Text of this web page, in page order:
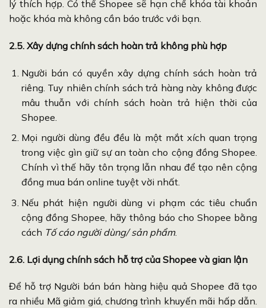
lý thích hợp. Có thể Shopee sẽ hạn chế khóa tài khoản
hoặc khóa mà không cần báo trước với bạn.
2.5. Xây dựng chính sách hoàn trả không phù hợp
Người bán có quyền xây dựng chính sách hoàn trả
riêng. Tuy nhiên chính sách trả hàng này không được
mâu thuẫn với chính sách hoàn trả hiện thời của
Shopee.
Mọi người dùng đều đều là một mắt xích quan trọng
trong việc gìn giữ sự an toàn cho cộng đồng Shopee.
Chính vì thế hãy tôn trọng lẫn nhau để tạo nên cộng
đồng mua bán online tuyệt vời nhất.
Nếu phát hiện người dùng vi phạm các tiêu chuẩn
cộng đồng Shopee, hãy thông báo cho Shopee bằng
cách Tố cáo người dùng/ sản phẩm.
2.6. Lợi dụng chính sách hỗ trợ của Shopee và gian lận
Để hỗ trợ Người bán bán hàng hiệu quả Shopee đã tạo
ra nhiều Mã giảm giá, chương trình khuyến mãi hấp dẫn.